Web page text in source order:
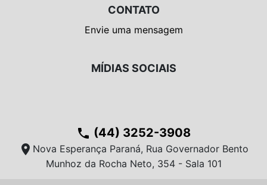
CONTATO
Envie uma mensagem
MÍDIAS SOCIAIS
phone (44) 3252-3908
location_on Nova Esperança Paraná, Rua Governador Bento
Munhoz da Rocha Neto, 354 - Sala 101